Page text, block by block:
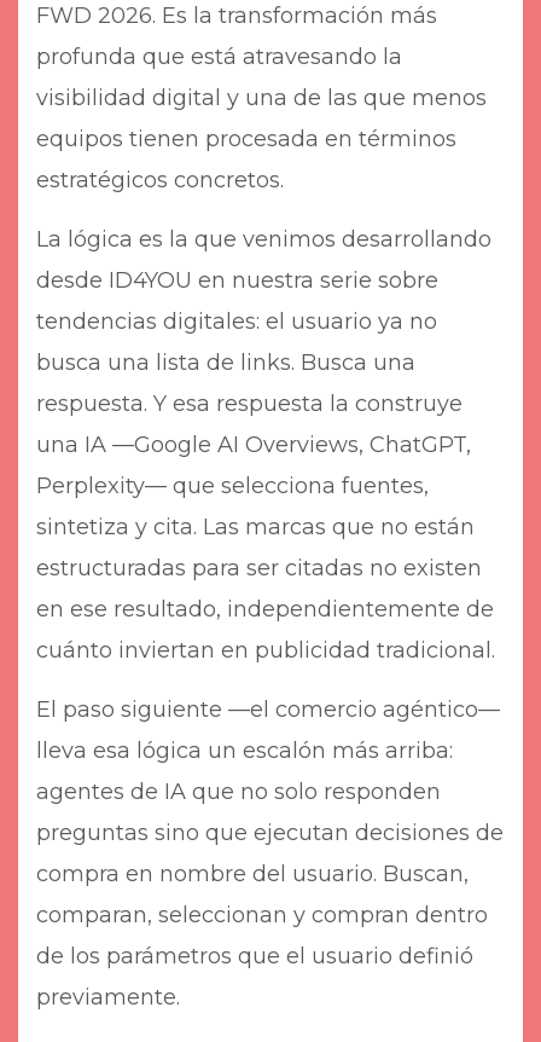
FWD 2026. Es la transformación más
profunda que está atravesando la
visibilidad digital y una de las que menos
equipos tienen procesada en términos
estratégicos concretos.
La lógica es la que venimos desarrollando
desde ID4YOU en nuestra serie sobre
tendencias digitales: el usuario ya no
busca una lista de links. Busca una
respuesta. Y esa respuesta la construye
una IA —Google AI Overviews, ChatGPT,
Perplexity— que selecciona fuentes,
sintetiza y cita. Las marcas que no están
estructuradas para ser citadas no existen
en ese resultado, independientemente de
cuánto inviertan en publicidad tradicional.
El paso siguiente —el comercio agéntico—
lleva esa lógica un escalón más arriba:
agentes de IA que no solo responden
preguntas sino que ejecutan decisiones de
compra en nombre del usuario. Buscan,
comparan, seleccionan y compran dentro
de los parámetros que el usuario definió
previamente.